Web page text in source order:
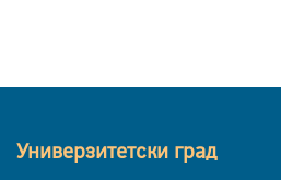
Универзитетски град